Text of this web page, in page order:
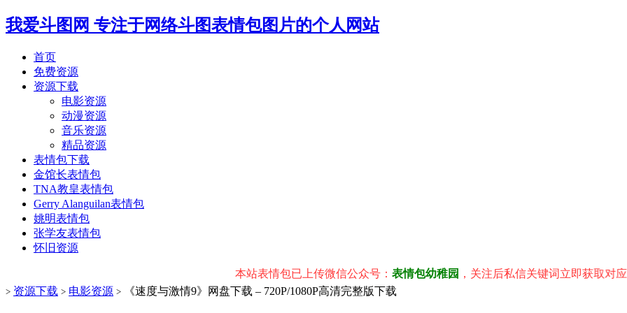
我爱斗图网 专注于网络斗图表情包图片的个人网站
首页
免费资源
资源下载
电影资源
动漫资源
音乐资源
精品资源
表情包下载
金馆长表情包
TNA教皇表情包
Gerry Alanguilan表情包
姚明表情包
张学友表情包
怀旧资源
本站表情包已上传微信公众号：表情包幼稚园，关注后私信关键词立即获取对应表
> 资源下载 > 电影资源 > 《​速度与激情9》网盘下载 – 720P/1080P高清完整版下载